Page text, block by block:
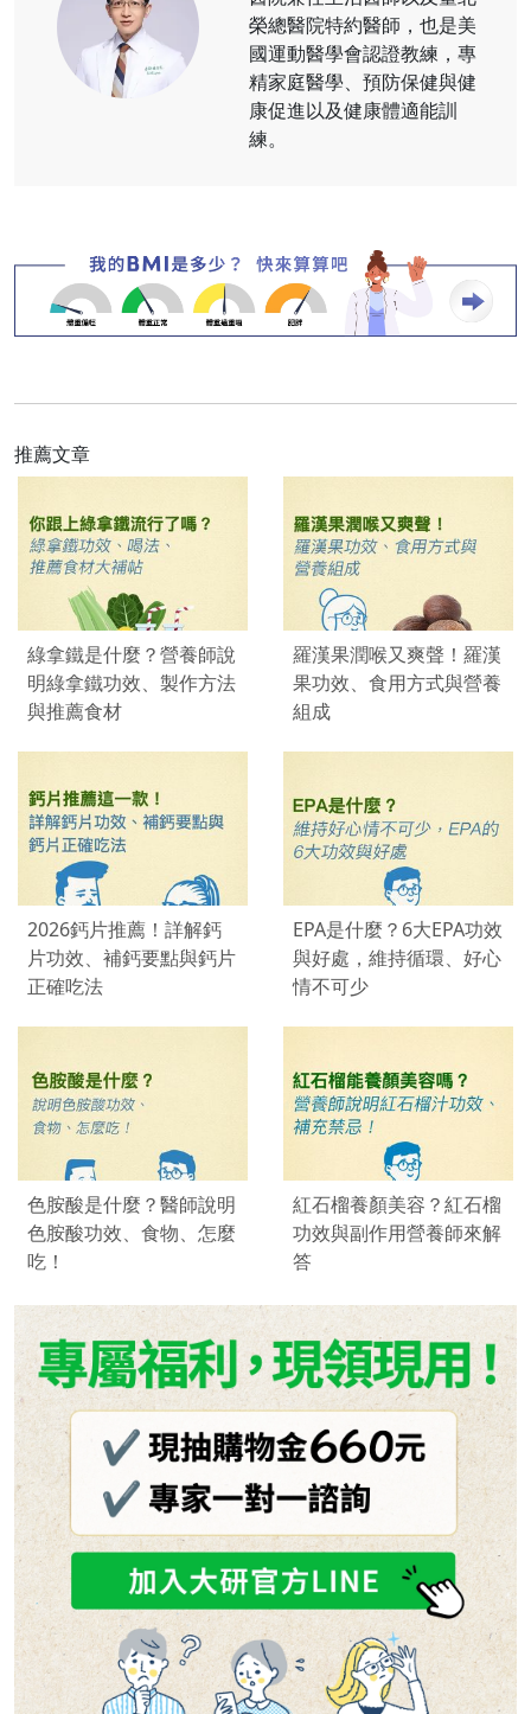
榮總醫院特約醫師，也是美
國運動醫學會認證教練，專
精家庭醫學、預防保健與健
康促進以及健康體適能訓
練。
推薦文章
綠拿鐵是什麼？營養師說
明綠拿鐵功效、製作方法
與推薦食材
羅漢果潤喉又爽聲！羅漢
果功效、食用方式與營養
組成
2026鈣片推薦！詳解鈣
片功效、補鈣要點與鈣片
正確吃法
EPA是什麼？6大EPA功效
與好處，維持循環、好心
情不可少
色胺酸是什麼？醫師說明
色胺酸功效、食物、怎麼
吃！
紅石榴養顏美容？紅石榴
功效與副作用營養師來解
答